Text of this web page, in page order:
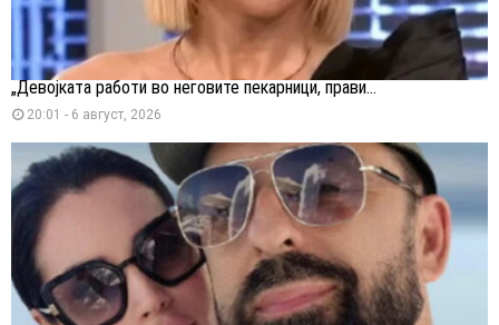
„Девојката работи во неговите пекарници, прави...
20:01 - 6 август, 2026